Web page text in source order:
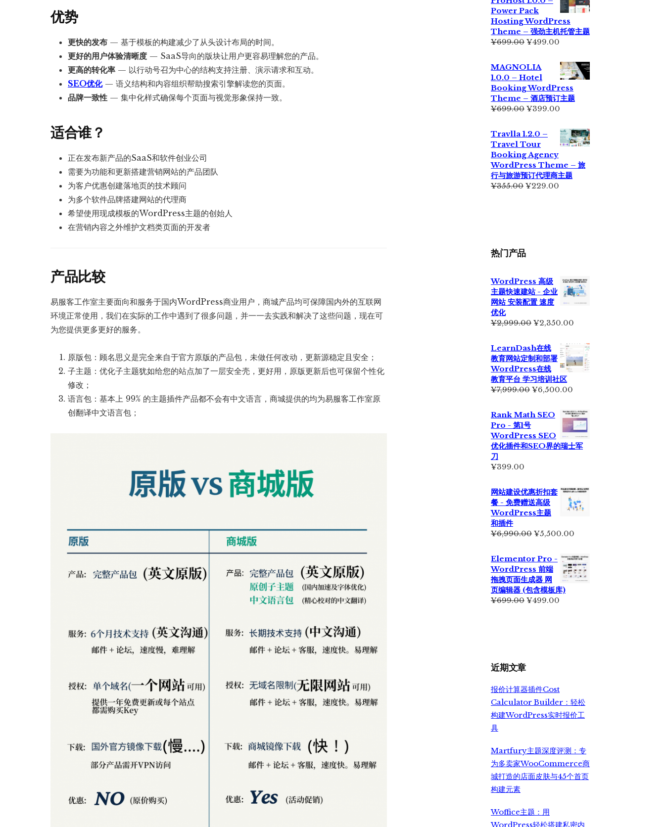
优势
更快的发布 — 基于模板的构建减少了从头设计布局的时间。
更好的用户体验清晰度 — SaaS导向的版块让用户更容易理解您的产品。
更高的转化率 — 以行动号召为中心的结构支持注册、演示请求和互动。
SEO优化— 语义结构和内容组织帮助搜索引擎解读您的页面。
品牌一致性 — 集中化样式确保每个页面与视觉形象保持一致。
适合谁？
正在发布新产品的SaaS和软件创业公司
需要为功能和更新搭建营销网站的产品团队
为客户优惠创建落地页的技术顾问
为多个软件品牌搭建网站的代理商
希望使用现成模板的WordPress主题的创始人
在营销内容之外维护文档类页面的开发者
产品比较
易服客工作室主要面向和服务于国内WordPress商业用户，商城产品均可保障国内外的互联网
环境正常使用，我们在实际的工作中遇到了很多问题，并一一去实践和解决了这些问题，现在可
为您提供更多更好的服务。
原版包：顾名思义是完全来自于官方原版的产品包，未做任何改动，更新源稳定且安全；
子主题：优化子主题犹如给您的站点加了一层安全壳，更好用，原版更新后也可保留个性化
修改；
语言包：基本上 99% 的主题插件产品都不会有中文语言，商城提供的均为易服客工作室原
创翻译中文语言包；
¥299.00。
格
为：
¥199.00。
Power Pack
Hosting WordPress
Theme – 强劲主机托管主题
¥699.00 原
¥699.00。
¥499.00
价
格
为：
¥499.00。
MAGNOLIA
1.0.0 – Hotel
Booking WordPress
Theme – 酒店预订主题
¥699.00 原
¥699.00。
¥399.00
价
格
为：
¥399.00。
Travlla 1.2.0 –
Travel Tour
Booking Agency
WordPress Theme – 旅
行与旅游预订代理商主题
¥355.00 原
¥229.00
热门产品
WordPress 高级
主题快速建站 - 企业
网站 安装配置 速度
优化
¥2,999.00 原
为：
¥2,999.00。
¥2,350.00
价
格
为：
LearnDash在线
教育网站定制和部署
WordPress在线
教育平台 学习培训社区
¥7,999.00 原
为：
¥7,999.00。
¥6,500.00
价
格
为：
¥6,500.00。
Rank Math SEO
Pro - 第1号
WordPress SEO
优化插件和SEO界的瑞士军
刀
¥399.00
网站建设优惠折扣套
餐 - 免费赠送高级
WordPress主题
和插件
¥6,990.00 原
¥6,990.00。
¥5,500.00
价
格
为：
Elementor Pro -
WordPress 前端
拖拽页面生成器 网
页编辑器 (包含模板库)
¥699.00 原
¥499.00
近期文章
报价计算器插件Cost
Calculator Builder：轻松
构建WordPress实时报价工
具
Martfury主题深度评测：专
为多卖家WooCommerce商
城打造的店面皮肤与45个首页
构建元素
Woffice主题：用
WordPress轻松搭建私密内